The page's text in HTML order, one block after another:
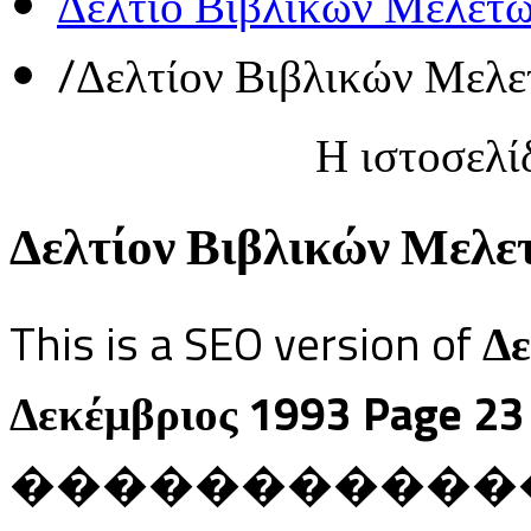
/Δελτίον Βιβλικών
Η
Δελτίον Βιβλικών
This is a SEO version of
Δεκέμβριος 1993 Page 23
������������